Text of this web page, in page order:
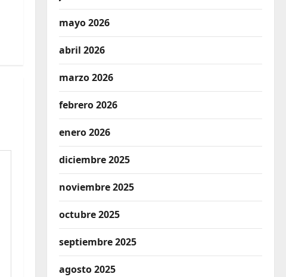
mayo 2026
abril 2026
marzo 2026
febrero 2026
enero 2026
diciembre 2025
noviembre 2025
octubre 2025
septiembre 2025
agosto 2025